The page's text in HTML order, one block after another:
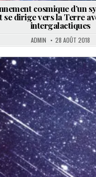
cosmique d’un
se dirige vers la Terre
intergalactiques
ADMIN 28 AOÛT 2018
Posted
in